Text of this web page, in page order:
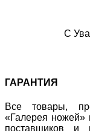
С
ГАРАНТИЯ
Все товары,
«Галерея ножей»
поставщиков и